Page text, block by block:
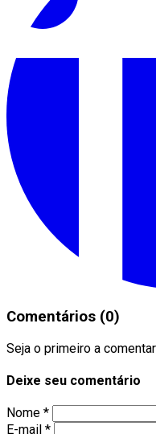
Comentários (0)
Seja o primeiro a
Deixe seu comentário
Nome *
E-mail *